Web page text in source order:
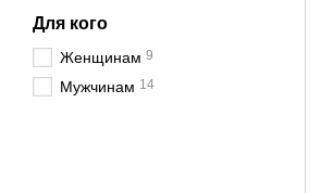
Для кого
Женщинам 9
Мужчинам 14